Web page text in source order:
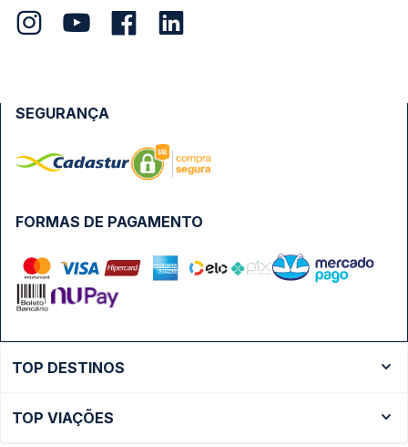
FORMAS DE PAGAMENTO
SEGURANÇA
TOP DESTINOS
Ônibus São Paulo
TOP VIAÇÕES